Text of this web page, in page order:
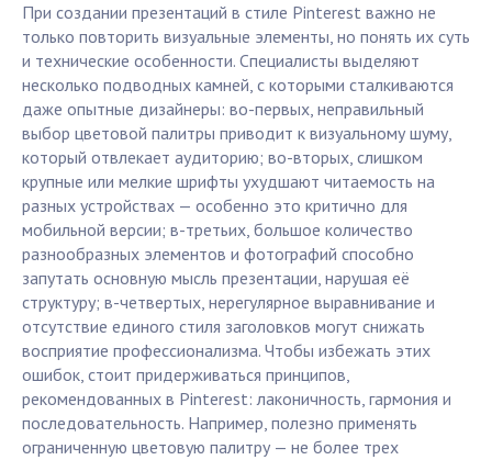
При создании презентаций в стиле Pinterest важно не
только повторить визуальные элементы, но понять их суть
и технические особенности. Специалисты выделяют
несколько подводных камней, с которыми сталкиваются
даже опытные дизайнеры: во-первых, неправильный
выбор цветовой палитры приводит к визуальному шуму,
который отвлекает аудиторию; во-вторых, слишком
крупные или мелкие шрифты ухудшают читаемость на
разных устройствах — особенно это критично для
мобильной версии; в-третьих, большое количество
разнообразных элементов и фотографий способно
запутать основную мысль презентации, нарушая её
структуру; в-четвертых, нерегулярное выравнивание и
отсутствие единого стиля заголовков могут снижать
восприятие профессионализма. Чтобы избежать этих
ошибок, стоит придерживаться принципов,
рекомендованных в Pinterest: лаконичность, гармония и
последовательность. Например, полезно применять
ограниченную цветовую палитру — не более трех